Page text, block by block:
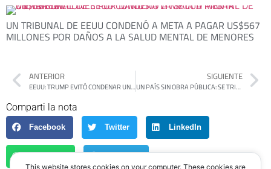
UN TRIBUNAL DE EEUU CONDENÓ A META A PAGAR US$567
MILLONES POR DAÑOS A LA SALUD MENTAL DE MENORES
ANTERIOR
EEUU: TRUMP EVITÓ CONDENAR UNA MARCHA SUPREMACISTA EN WASHINGTON Y SU GOBIERNO LA ENCUADRÓ EN LA «LIBERTAD DE EXPRESIÓN»
SIGUIENTE
UN PAÍS SIN OBRA PÚBLICA: SE TRIPLICARON LAS MUERTES EN RUTAS NACIONALES POR FALTA DE MANTENIMIENTO
Comparti la nota
Facebook Twitter LinkedIn
This website stores cookies on your computer. These cookies are